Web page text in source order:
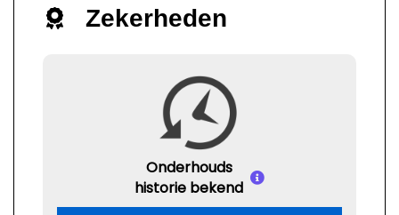
Zekerheden
Onderhouds
historie bekend